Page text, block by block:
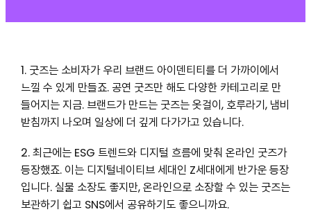
1. 굿즈는 소비자가 우리 브랜드 아이덴티티를 더 가까이에서
느낄 수 있게 만들죠. 공연 굿즈만 해도 다양한 카테고리로 만
들어지는 지금. 브랜드가 만드는 굿즈는 옷걸이, 호루라기, 냄비
받침까지 나오며 일상에 더 깊게 다가가고 있습니다.
2. 최근에는 ESG 트렌드와 디지털 흐름에 맞춰 온라인 굿즈가
등장했죠. 이는 디지털네이티브 세대인 Z세대에게 반가운 등장
입니다. 실물 소장도 좋지만, 온라인으로 소장할 수 있는 굿즈는
보관하기 쉽고 SNS에서 공유하기도 좋으니까요.